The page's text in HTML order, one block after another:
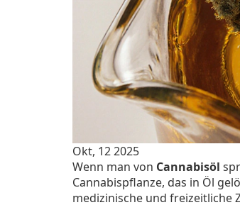
Okt, 12 2025
Wenn man von Cannabisöl
Cannabispflanze, das in Öl
medizinische und freizeitliche